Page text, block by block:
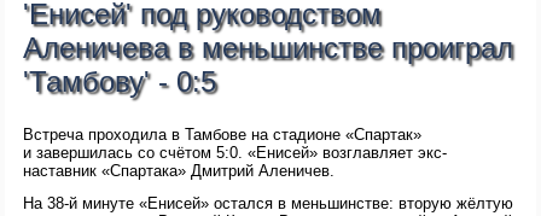
'Енисей' под руководством
Аленичева в меньшинстве проиграл
'Тамбову' - 0:5
Встреча проходила в Тамбове на стадионе «Спартак»
и завершилась со счётом 5:0. «Енисей» возглавляет экс-
наставник «Спартака» Дмитрий Аленичев.
На 38-й минуте «Енисей» остался в меньшинстве: вторую жёлтую